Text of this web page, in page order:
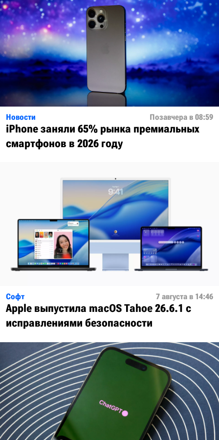
Новости Позавчера в 08:59
iPhone заняли 65% рынка премиальных
смартфонов в 2026 году
Софт 7 августа в 14:46
Apple выпустила macOS Tahoe 26.6.1 с
исправлениями безопасности